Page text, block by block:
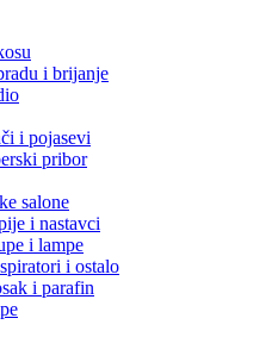
i brijanje
i pojasevi
pribor
salone
i nastavci
i lampe
i ostalo
i parafin